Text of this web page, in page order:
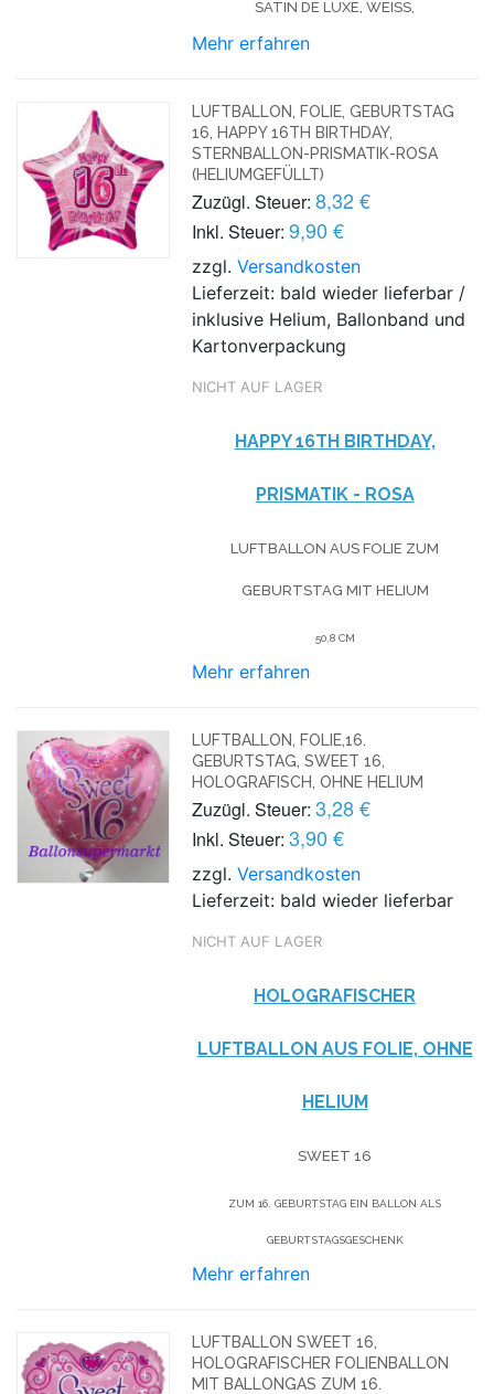
SATIN DE LUXE, WEISS,
Mehr erfahren
LUFTBALLON, FOLIE, GEBURTSTAG
16, HAPPY 16TH BIRTHDAY,
STERNBALLON-PRISMATIK-ROSA
(HELIUMGEFÜLLT)
Zuzügl. Steuer: 8,32 €
Inkl. Steuer: 9,90 €
zzgl.Versandkosten
Lieferzeit: bald wieder lieferbar /
inklusive Helium, Ballonband und
Kartonverpackung
NICHT AUF LAGER
HAPPY 16TH BIRTHDAY,
PRISMATIK - ROSA
LUFTBALLON AUS FOLIE ZUM
GEBURTSTAG MIT HELIUM
50,8 CM
Mehr erfahren
LUFTBALLON, FOLIE,16.
GEBURTSTAG, SWEET 16,
HOLOGRAFISCH, OHNE HELIUM
Zuzügl. Steuer: 3,28 €
Inkl. Steuer: 3,90 €
zzgl.Versandkosten
Lieferzeit: bald wieder lieferbar
NICHT AUF LAGER
HOLOGRAFISCHER
LUFTBALLON AUS FOLIE, OHNE
HELIUM
SWEET 16
ZUM 16. GEBURTSTAG EIN BALLON ALS
GEBURTSTAGSGESCHENK
Mehr erfahren
LUFTBALLON SWEET 16,
HOLOGRAFISCHER FOLIENBALLON
MIT BALLONGAS ZUM 16.